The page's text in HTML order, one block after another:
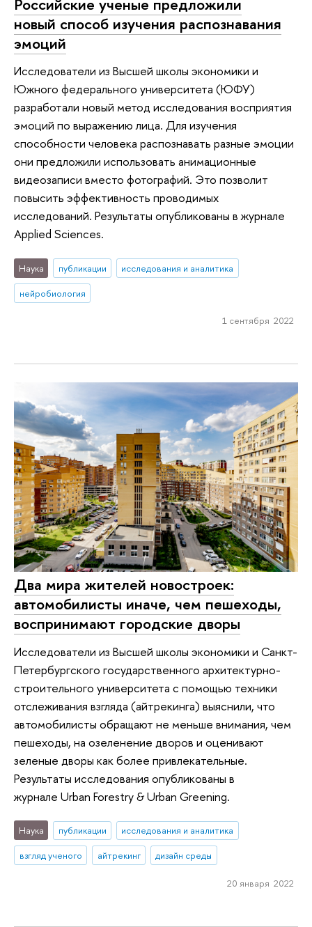
новый способ изучения распознавания
эмоций
Исследователи из Высшей школы экономики и
Южного федерального университета (ЮФУ)
разработали новый метод исследования восприятия
эмоций по выражению лица. Для изучения
способности человека распознавать разные эмоции
они предложили использовать анимационные
видеозаписи вместо фотографий. Это позволит
повысить эффективность проводимых
исследований. Результаты опубликованы в журнале
Applied Sciences.
Наука публикации
исследования и аналитика
нейробиология
1 сентября 2022
Два мира жителей новостроек:
автомобилисты иначе, чем пешеходы,
воспринимают городские дворы
Исследователи из Высшей школы экономики и Санкт-
Петербургского государственного архитектурно-
строительного университета с помощью техники
отслеживания взгляда (айтрекинга) выяснили, что
автомобилисты обращают не меньше внимания, чем
пешеходы, на озеленение дворов и оценивают
зеленые дворы как более привлекательные.
Результаты исследования опубликованы в
журнале Urban Forestry & Urban Greening.
Наука публикации
исследования и аналитика
взгляд ученого
айтрекинг дизайн среды
20 января 2022